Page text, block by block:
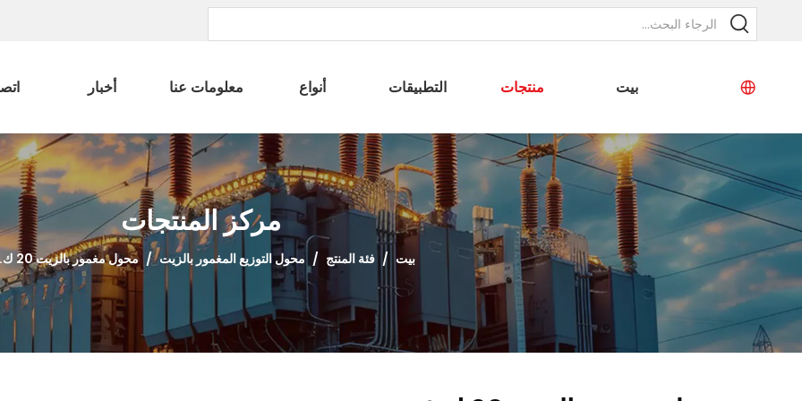
بيت منتجات التطبيقات أنواع معلومات عنا أخبار
مركز المنتجات
بيت / فئة المنتج / محول التوزيع المغمور بالزيت / محول مغمور بالزيت 20 ك.ف